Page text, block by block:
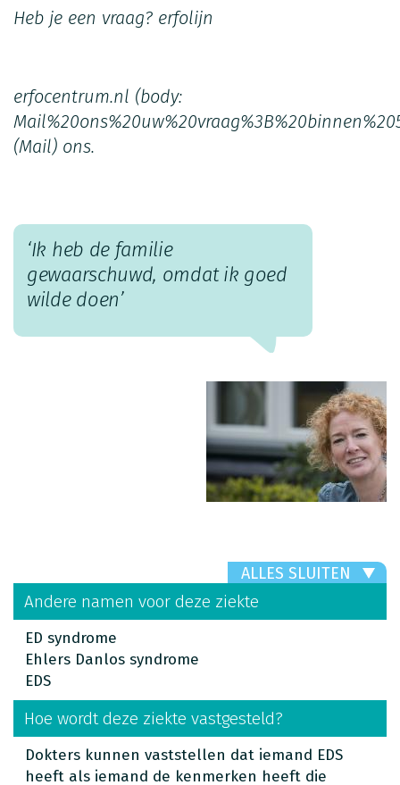
Heb je een vraag? erfolijn
erfocentrum.nl (body:
(Mail) ons.
‘Ik heb de familie
gewaarschuwd, omdat ik goed
wilde doen’
ALLES SLUITEN
Andere namen voor deze ziekte
ED syndrome
Ehlers Danlos syndrome
EDS
Hoe wordt deze ziekte vastgesteld?
Dokters kunnen vaststellen dat iemand EDS
heeft als iemand de kenmerken heeft die